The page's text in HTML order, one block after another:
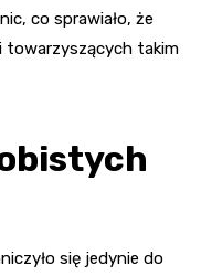
co sprawiało, że
towarzyszących takim
się jedynie do